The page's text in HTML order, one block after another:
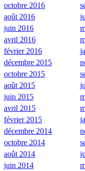
octobre 2016
août 2016
juin 2016
avril 2016
février 2016
décembre 2015
octobre 2015
août 2015
juin 2015
avril 2015
février 2015
décembre 2014
octobre 2014
août 2014
juin 2014